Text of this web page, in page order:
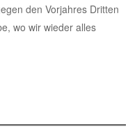
den Vorjahres Dritten
wo wir wieder alles